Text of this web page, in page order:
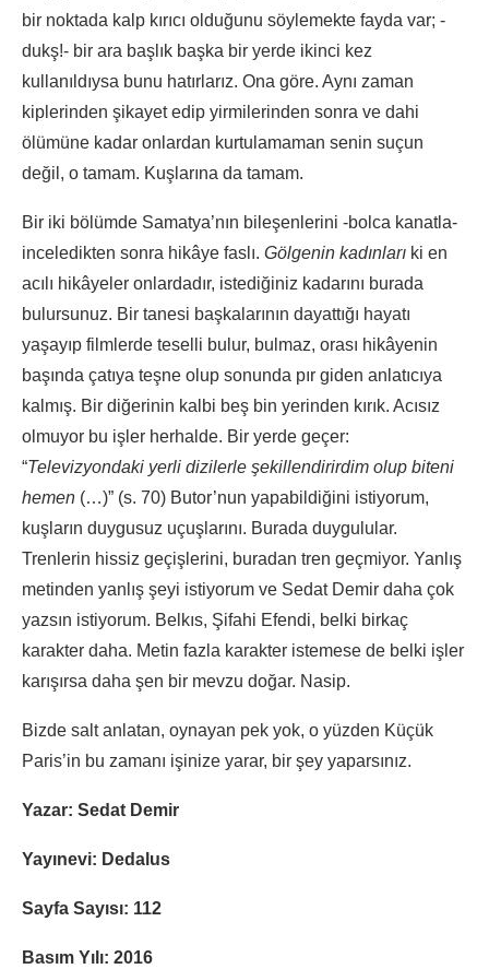
bir noktada kalp kırıcı olduğunu söylemekte fayda var; -
dukş!- bir ara başlık başka bir yerde ikinci kez
kullanıldıysa bunu hatırlarız. Ona göre. Aynı zaman
kiplerinden şikayet edip yirmilerinden sonra ve dahi
ölümüne kadar onlardan kurtulamaman senin suçun
değil, o tamam. Kuşlarına da tamam.
Bir iki bölümde Samatya’nın bileşenlerini -bolca kanatla-
inceledikten sonra hikâye faslı. Gölgenin kadınları ki en
acılı hikâyeler onlardadır, istediğiniz kadarını burada
bulursunuz. Bir tanesi başkalarının dayattığı hayatı
yaşayıp filmlerde teselli bulur, bulmaz, orası hikâyenin
başında çatıya teşne olup sonunda pır giden anlatıcıya
kalmış. Bir diğerinin kalbi beş bin yerinden kırık. Acısız
olmuyor bu işler herhalde. Bir yerde geçer:
“Televizyondaki yerli dizilerle şekillendirirdim olup biteni
hemen (…)” (s. 70) Butor’nun yapabildiğini istiyorum,
kuşların duygusuz uçuşlarını. Burada duygulular.
Trenlerin hissiz geçişlerini, buradan tren geçmiyor. Yanlış
metinden yanlış şeyi istiyorum ve Sedat Demir daha çok
yazsın istiyorum. Belkıs, Şifahi Efendi, belki birkaç
karakter daha. Metin fazla karakter istemese de belki işler
karışırsa daha şen bir mevzu doğar. Nasip.
Bizde salt anlatan, oynayan pek yok, o yüzden Küçük
Paris’in bu zamanı işinize yarar, bir şey yaparsınız.
Yazar: Sedat Demir
Yayınevi: Dedalus
Sayfa Sayısı: 112
Basım Yılı: 2016